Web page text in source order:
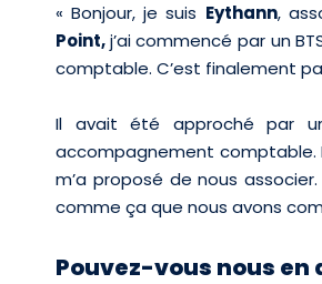
« Bonjour, je suis Eythann,
Point,j’ai commencé par un
comptable. C’est finalement
Il avait été approché par
accompagnement comptable.
m’a proposé de nous
comme ça que nous avons
Pouvez-vous nous en